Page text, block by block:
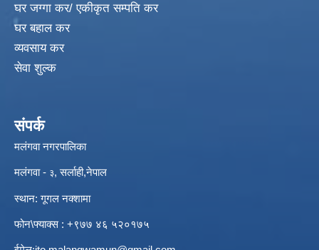
घर जग्गा कर/ एकीकृत सम्पति कर
घर बहाल कर
व्यवसाय कर
सेवा शुल्क
संपर्क
मलंगवा नगरपालिका
मलंगवा - ३, सर्लाही,नेपाल
स्थान: गूगल नक्शामा
फोन\फ्याक्स : +९७७ ४६ ५२०१७५